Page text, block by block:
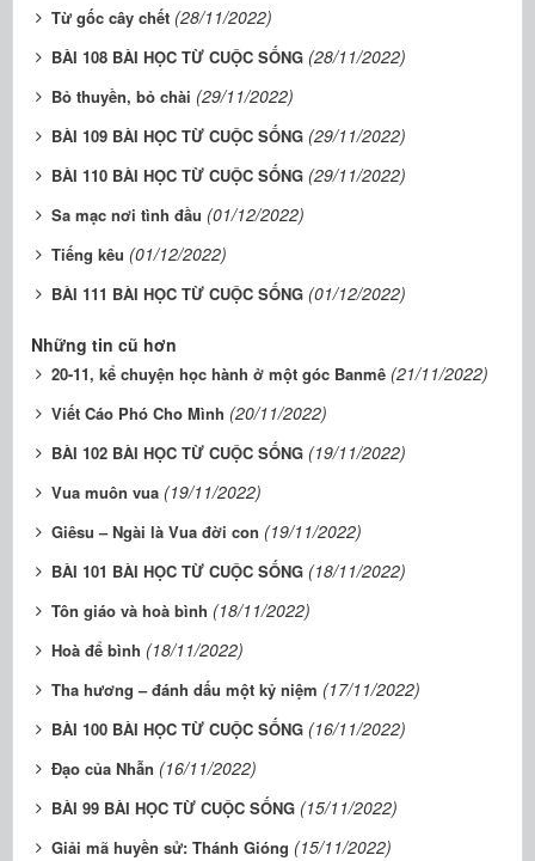
Từ gốc cây chết (28/11/2022)
BÀI 108 BÀI HỌC TỪ CUỘC SỐNG (28/11/2022)
Bỏ thuyền, bỏ chài (29/11/2022)
BÀI 109 BÀI HỌC TỪ CUỘC SỐNG (29/11/2022)
BÀI 110 BÀI HỌC TỪ CUỘC SỐNG (29/11/2022)
Sa mạc nơi tình đầu (01/12/2022)
Tiếng kêu (01/12/2022)
BÀI 111 BÀI HỌC TỪ CUỘC SỐNG (01/12/2022)
Những tin cũ hơn
20-11, kể chuyện học hành ở một góc Banmê (21/11/2022)
Viết Cáo Phó Cho Mình (20/11/2022)
BÀI 102 BÀI HỌC TỪ CUỘC SỐNG (19/11/2022)
Vua muôn vua (19/11/2022)
Giêsu – Ngài là Vua đời con (19/11/2022)
BÀI 101 BÀI HỌC TỪ CUỘC SỐNG (18/11/2022)
Tôn giáo và hoà bình (18/11/2022)
Hoà để bình (18/11/2022)
Tha hương – đánh dấu một kỷ niệm (17/11/2022)
BÀI 100 BÀI HỌC TỪ CUỘC SỐNG (16/11/2022)
Đạo của Nhẫn (16/11/2022)
BÀI 99 BÀI HỌC TỪ CUỘC SỐNG (15/11/2022)
Giải mã huyền sử: Thánh Gióng (15/11/2022)